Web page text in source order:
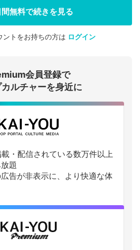
会員登録する
ログインする
無料で続きを見る
ントをお持ちの方は ログイン
会員登録で
ルチャーを身近に
・配信されている数万件以上
題
告が非表示に、より快適な体